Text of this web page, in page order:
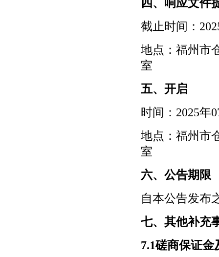
四、响应文件
截止时间：
地点：福州市
室
五、开启
时间： 2025年
地点：福州市
室
六、公告期限
自本公告发布
七、其他补充
7.1磋商保证